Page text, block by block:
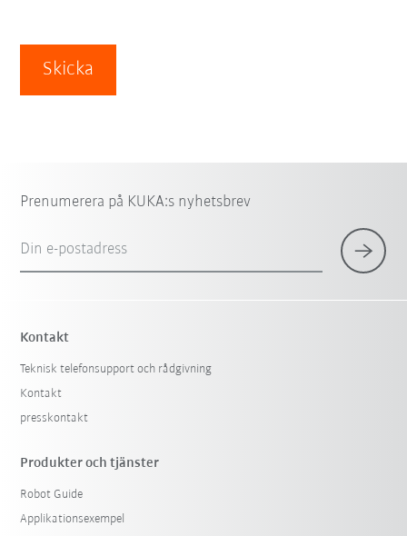
Skicka
Prenumerera på KUKA:s nyhetsbrev
Din e-postadress
Kontakt
Teknisk telefonsupport och rådgivning
Kontakt
presskontakt
Produkter och tjänster
Robot Guide
Applikationsexempel